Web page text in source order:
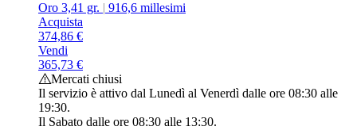
Oro 3,41 gr. | 916,6 millesimi
Acquista
374,86 €
Vendi
365,73 €
Mercati chiusi
Il servizio è attivo dal Lunedì al Venerdì dalle ore 08:30 alle
19:30.
Il Sabato dalle ore 08:30 alle 13:30.